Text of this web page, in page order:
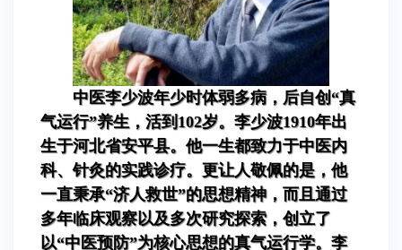
中医李少波年少时体弱多病，后自创“真
气运行”养生，活到102岁。李少波1910年出
生于河北省安平县。他一生都致力于中医内
科、针灸的实践诊疗。更让人敬佩的是，他
一直秉承“济人救世”的思想精神，而且通过
多年临床观察以及多次研究探索，创立了
以“中医预防”为核心思想的真气运行学。李